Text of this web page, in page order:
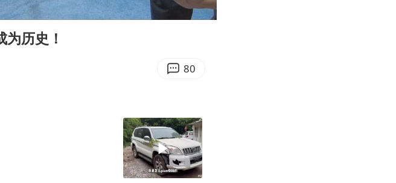
元
00:34
Enter
历史！
80